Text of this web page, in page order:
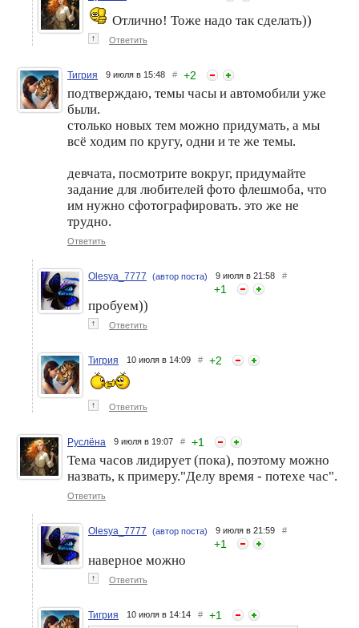
Отлично! Тоже надо так сделать))
↑ Ответить
Тигрия 9 июля в 15:48 # +2
подтверждаю, темы часы и автомобили уже
были.
столько новых тем можно придумать, а мы
всё ходим по кругу, одни и те же темы.
девчата, посмотрите вокруг, придумайте
задание для любителей фото флешмоба, что
им нужно сфотографировать. это же не
трудно.
Ответить
Olesya_7777 (автор поста) 9 июля в 21:58 #
+1
пробуем))
↑ Ответить
Тигрия 10 июля в 14:09 # +2
↑ Ответить
Руслёна 9 июля в 19:07 # +1
Тема часов лидирует (пока), поэтому можно
назвать, к примеру."Делу время - потехе час".
Ответить
Olesya_7777 (автор поста) 9 июля в 21:59 #
+1
наверное можно
↑ Ответить
Тигрия 10 июля в 14:14 # +1